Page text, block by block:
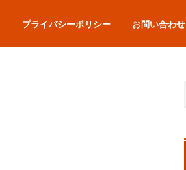
プライバシーポリシー お問い合わせ